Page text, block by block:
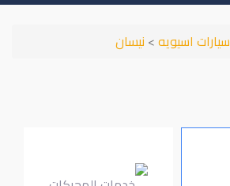
سيارات اسيويه> نيسان